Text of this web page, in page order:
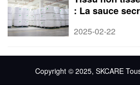
: La sauce
2025-02-22
Copyright © 2025, SKCARE